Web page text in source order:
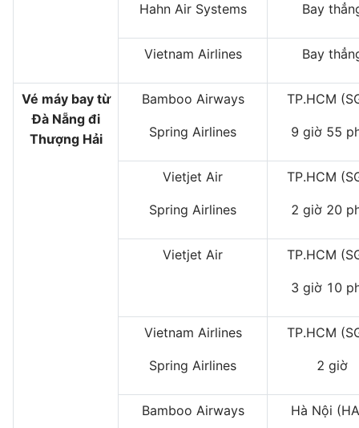
Hahn Air Systems Bay
Vietnam Airlines Bay
Vé máy bay từ
Đà Nẵng đi
Thượng Hải
Bamboo Airways
Spring Airlines
TP.HCM
9 giờ 55
Vietjet Air
Spring Airlines
TP.HCM
2 giờ 20
Vietjet Air TP.HCM
3 giờ 10
Vietnam Airlines
Spring Airlines
TP.HCM
2 giờ
Bamboo Airways Hà Nội